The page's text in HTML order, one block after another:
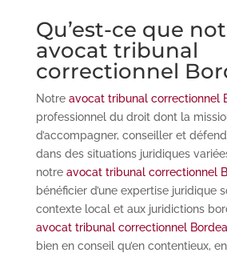
Qu’est-ce que
avocat tribunal
correctionnel
Notre avocat tribunal correctionnel
professionnel du droit dont la
d’accompagner, conseiller et
dans des situations juridiques
notre avocat tribunal correctionnel
bénéficier d’une expertise juridique
contexte local et aux juridictions
avocat tribunal correctionnel
bien en conseil qu’en contentieux,